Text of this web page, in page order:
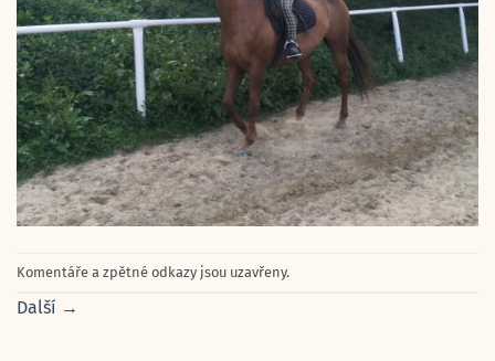
Komentáře a zpětné odkazy jsou uzavřeny.
Další →